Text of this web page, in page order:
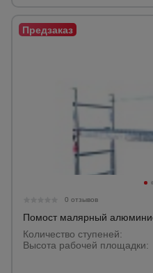
0 отзывов
Помост малярный
Количество ступеней:
Высота рабочей площадки: